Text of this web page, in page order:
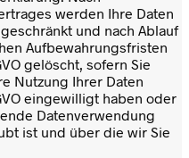
werden Ihre Daten
und nach Ablauf
Aufbewahrungsfristen
gelöscht, sofern Sie
Nutzung Ihrer Daten
eingewilligt haben oder
Datenverwendung
ist und über die wir Sie